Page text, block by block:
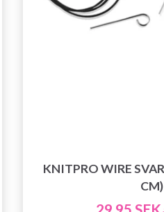
KNITPRO WIRE
CM)